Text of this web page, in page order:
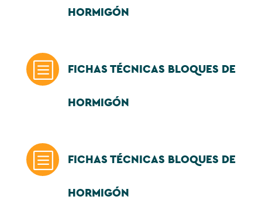
HORMIGÓN
b FICHAS TÉCNICAS BLOQUES DE
HORMIGÓN
b FICHAS TÉCNICAS BLOQUES DE
HORMIGÓN